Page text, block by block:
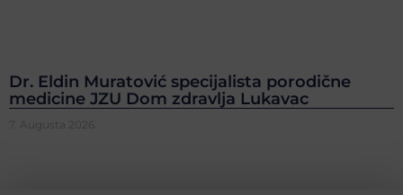
Dr. Eldin Muratović specijalista porodične
medicine JZU Dom zdravlja Lukavac
7. Augusta 2026.